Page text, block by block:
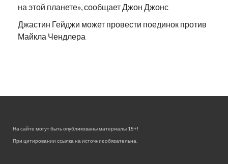
на этой планете», сообщает Джон Джонс
Джастин Гейджи может провести поединок против
Майкла Чендлера
На сайте могут быть опубликованы материалы 18+!
При цитировании ссылка на источник обязательна.